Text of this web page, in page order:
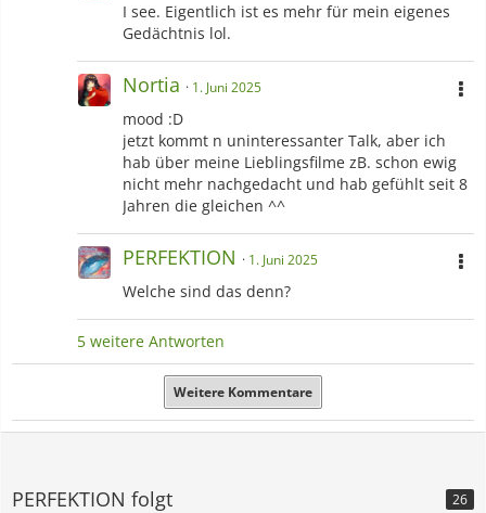
I see. Eigentlich ist es mehr für mein eigenes
Gedächtnis lol.
Nortia 1. Juni 2025
mood :D
jetzt kommt n uninteressanter Talk, aber ich
hab über meine Lieblingsfilme zB. schon ewig
nicht mehr nachgedacht und hab gefühlt seit 8
Jahren die gleichen ^^
PERFEKTION 1. Juni 2025
Welche sind das denn?
5 weitere Antworten
Weitere Kommentare
PERFEKTION folgt 26